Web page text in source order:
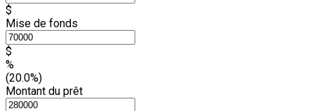
$
Mise de fonds
$
%
(20.0%)
Montant du prêt